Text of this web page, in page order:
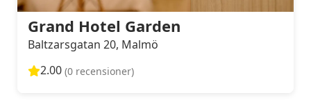
Grand Hotel Garden
Baltzarsgatan 20, Malmö
2.00 (0 recensioner)